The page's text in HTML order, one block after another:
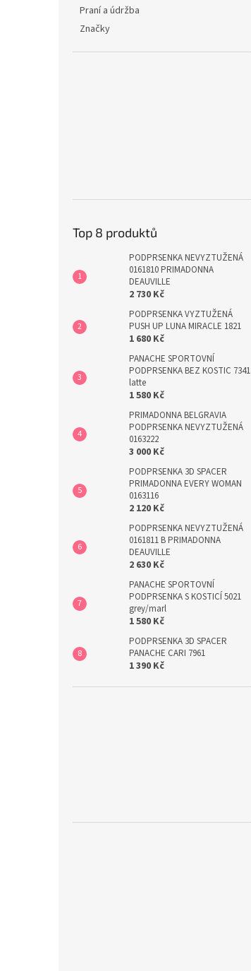
Praní a údržba
Značky
Top 8 produktů
PODPRSENKA NEVYZTUŽENÁ
0161810 PRIMADONNA
DEAUVILLE
2 730 Kč
PODPRSENKA VYZTUŽENÁ
PUSH UP LUNA MIRACLE 1821
1 680 Kč
PANACHE SPORTOVNÍ
PODPRSENKA BEZ KOSTIC 7341
latte
1 580 Kč
PRIMADONNA BELGRAVIA
PODPRSENKA NEVYZTUŽENÁ
0163222
3 000 Kč
PODPRSENKA 3D SPACER
PRIMADONNA EVERY WOMAN
0163116
2 120 Kč
PODPRSENKA NEVYZTUŽENÁ
0161811 B PRIMADONNA
DEAUVILLE
2 630 Kč
PANACHE SPORTOVNÍ
PODPRSENKA S KOSTICÍ 5021
grey/marl
1 580 Kč
PODPRSENKA 3D SPACER
PANACHE CARI 7961
1 390 Kč